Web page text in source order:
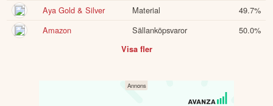
Aya Gold & Silver
Material 49.7%
Amazon
Sällanköpsvaror 50.0%
Visa fler